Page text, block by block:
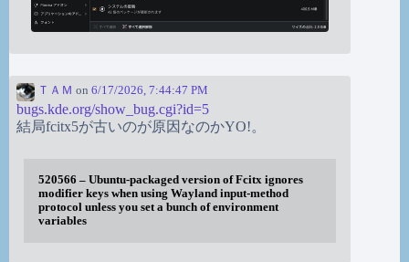
ＴＡＭ on 6/17/2026, 7:44:47 PM
bugs.kde.org/show_bug.cgi?id=5
結局fcitx5が古いのが原因なのかYO!。
520566 – Ubuntu-packaged version of Fcitx ignores
modifier keys when using Wayland input-method
protocol unless you set a bunch of environment
variables